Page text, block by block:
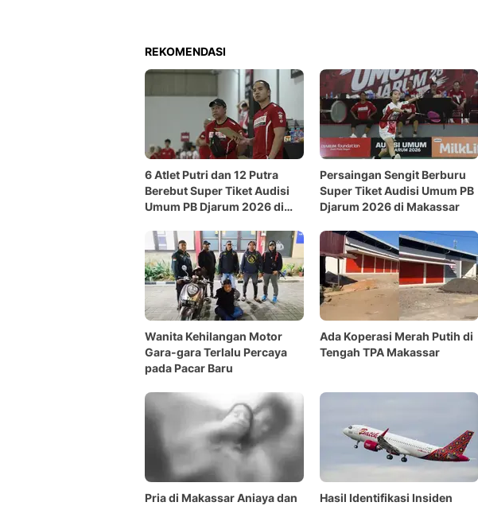
REKOMENDASI
6 Atlet Putri dan 12 Putra
Berebut Super Tiket Audisi
Umum PB Djarum 2026 di
Persaingan Sengit Berburu
Super Tiket Audisi Umum PB
Djarum 2026 di Makassar
Wanita Kehilangan Motor
Gara-gara Terlalu Percaya
pada Pacar Baru
Ada Koperasi Merah Putih di
Tengah TPA Makassar
Pria di Makassar Aniaya dan
Hasil Identifikasi Insiden